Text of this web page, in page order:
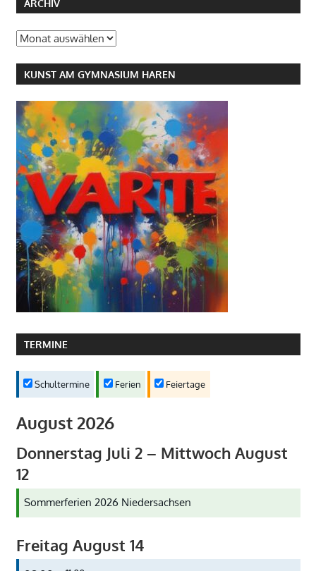
ARCHIV
Archiv
KUNST AM GYMNASIUM HAREN
TERMINE
Schultermine Ferien Feiertage
August 2026
Donnerstag Juli 2– Mittwoch August
12
Sommerferien 2026 Niedersachsen
Freitag August 14